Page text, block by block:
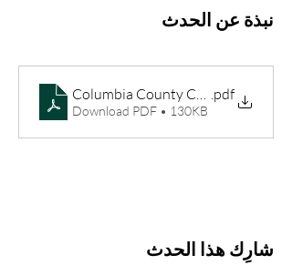
نبذة عن الحدث
.pdf
Download PDF • 130KB
شارِك هذا الحدث